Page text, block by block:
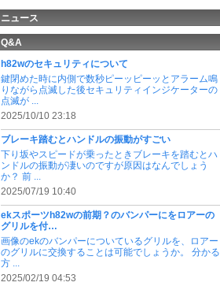
ニュース
Q&A
h82wのセキュリティについて
鍵閉めた時に内側で数秒ピーッピーッとアラーム鳴
りながら点滅した後セキュリティインジケーターの
点滅が ...
2025/10/10 23:18
ブレーキ踏むとハンドルの振動がすごい
下り坂やスピードが乗ったときブレーキを踏むとハ
ンドルの振動が凄いのですが原因はなんでしょう
か？ 前 ...
2025/07/19 10:40
ekスポーツh82wの前期？のバンパーにをロアーの
グリルを付…
画像のekのバンパーについているグリルを、ロアー
のグリルに交換することは可能でしょうか。 分かる
方 ...
2025/02/19 04:53